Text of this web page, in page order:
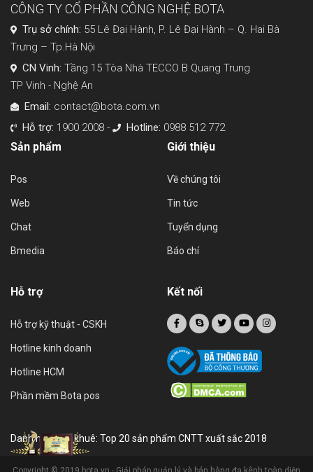
CÔNG TY CỔ PHẦN CÔNG NGHỆ BOTA
Trụ sở chính: 55 Lê Đại Hành, P. Lê Đại Hành – Q. Hai Bà
Trưng – Tp.Hà Nội
CN Vinh: Tầng 15 Tòa Nhà TECCO B Quang Trung
TP Vinh - Nghệ An
Email: contact@bota.com.vn
Hỗ trợ: 1900 2008 - Hotline: 0988 512 772
Sản phẩm
Pos
Web
Chat
Bmedia
Giới thiệu
Về chúng tôi
Tin tức
Tuyển dụng
Báo chí
Hỗ trợ
Hỗ trợ kỹ thuật - CSKH
Hotline kinh doanh
Hotline HCM
Phần mềm Bota pos
Kết nối
Danh hiệu sao khuê: Top 20 sản phẩm CNTT xuất sắc 2018